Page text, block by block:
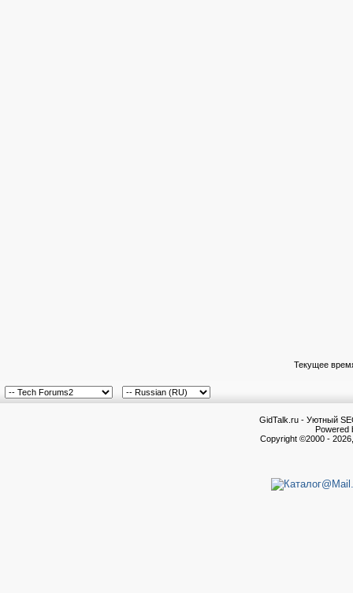
Текущее
GidTalk.ru - Уютный
Powered
Copyright ©2000 -